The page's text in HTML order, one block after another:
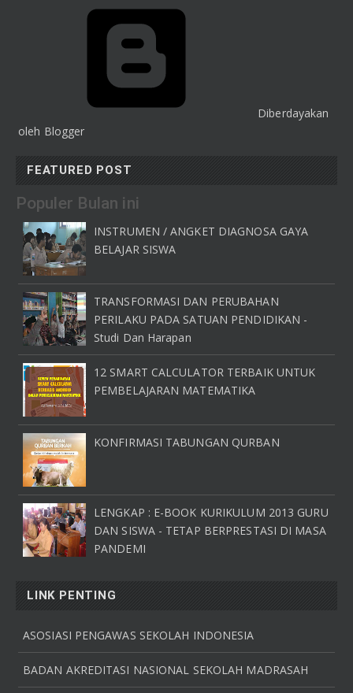
Diberdayakan
oleh Blogger
FEATURED POST
Populer Bulan ini
INSTRUMEN / ANGKET DIAGNOSA GAYA
BELAJAR SISWA
TRANSFORMASI DAN PERUBAHAN
PERILAKU PADA SATUAN PENDIDIKAN -
Studi Dan Harapan
12 SMART CALCULATOR TERBAIK UNTUK
PEMBELAJARAN MATEMATIKA
KONFIRMASI TABUNGAN QURBAN
LENGKAP : E-BOOK KURIKULUM 2013 GURU
DAN SISWA - TETAP BERPRESTASI DI MASA
PANDEMI
LINK PENTING
ASOSIASI PENGAWAS SEKOLAH INDONESIA
BADAN AKREDITASI NASIONAL SEKOLAH MADRASAH